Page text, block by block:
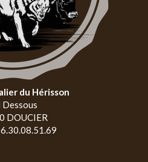
du Hérisson
Dessous
DOUCIER